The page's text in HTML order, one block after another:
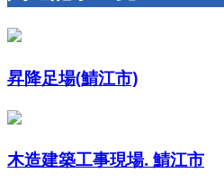
昇降足場(鯖江市)
木造建築工事現場. 鯖江市